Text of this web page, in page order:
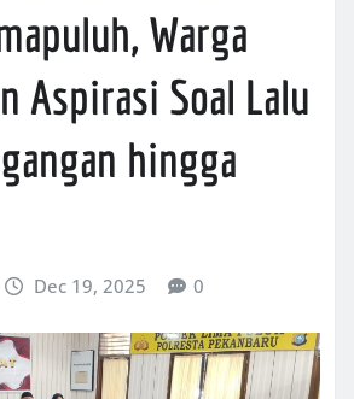
Warga
Aspirasi Soal Lalu
hingga
Dec 19, 2025 0